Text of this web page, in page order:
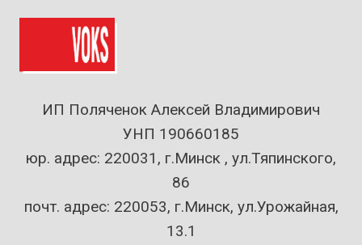
ИП Поляченок Алексей Владимирович
УНП 190660185
юр. адрес: 220031, г.Минск , ул.Тяпинского,
86
почт. адрес: 220053, г.Минск, ул.Урожайная,
13.1